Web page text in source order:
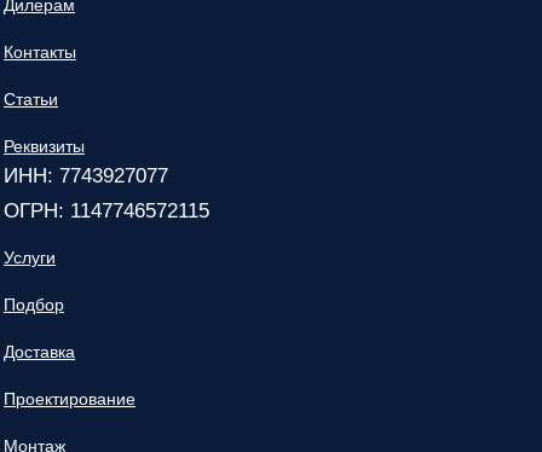
Дилерам
Контакты
Статьи
Реквизиты
ИНН: 7743927077
ОГРН: 1147746572115
Услуги
Подбор
Доставка
Проектирование
Монтаж